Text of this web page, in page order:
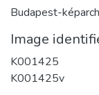
Budapest-
Image
K001425
K001425v